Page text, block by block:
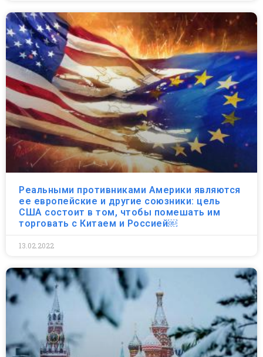
Реальными противниками Америки являются
ее европейские и другие союзники: цель
США состоит в том, чтобы помешать им
торговать с Китаем и Россией￼
13.02.2022